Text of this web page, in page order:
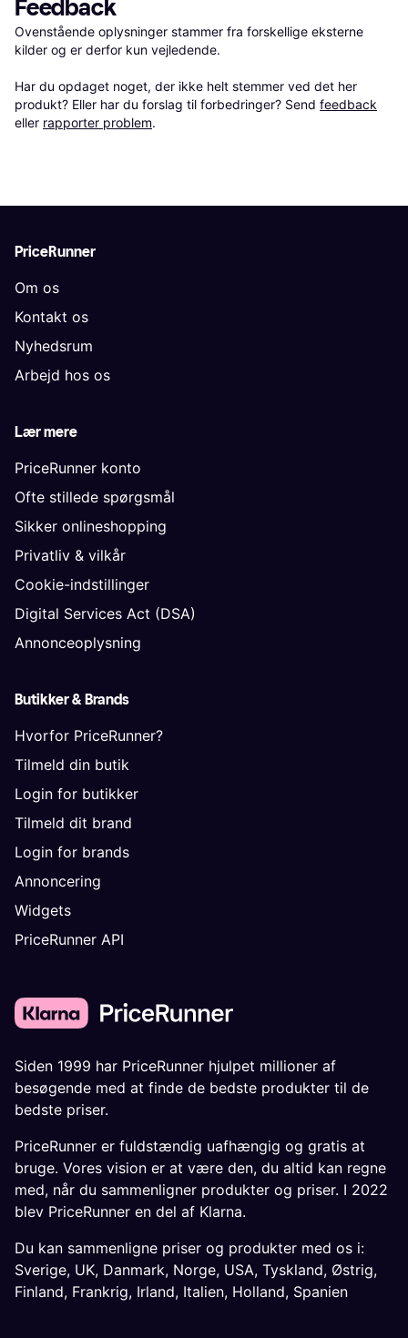
Feedback
Ovenstående oplysninger stammer fra forskellige eksterne
kilder og er derfor kun vejledende.
Har du opdaget noget, der ikke helt stemmer ved det her
produkt? Eller har du forslag til forbedringer? Send feedback
eller rapporter problem.
PriceRunner
Om os
Kontakt os
Nyhedsrum
Arbejd hos os
Lær mere
PriceRunner konto
Ofte stillede spørgsmål
Sikker onlineshopping
Privatliv & vilkår
Cookie-indstillinger
Digital Services Act (DSA)
Annonceoplysning
Butikker & Brands
Hvorfor PriceRunner?
Tilmeld din butik
Login for butikker
Tilmeld dit brand
Login for brands
Annoncering
Widgets
PriceRunner API
Siden 1999 har PriceRunner hjulpet millioner af
besøgende med at finde de bedste produkter til de
bedste priser.
PriceRunner er fuldstændig uafhængig og gratis at
bruge. Vores vision er at være den, du altid kan regne
med, når du sammenligner produkter og priser. I 2022
blev PriceRunner en del af Klarna.
Du kan sammenligne priser og produkter med os i:
Sverige, UK, Danmark, Norge, USA, Tyskland, Østrig,
Finland, Frankrig, Irland, Italien, Holland, Spanien